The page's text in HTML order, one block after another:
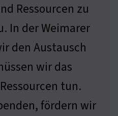
Ressourcen zu
In der Weimarer
den Austausch
wir das
tun.
fördern wir